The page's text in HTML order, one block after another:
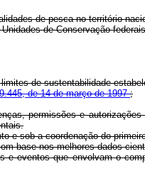
de pesca no território
de Conservação
de sustentabilidade
9.445, de 14 de março de 1997;
permissões e
e sob a coordenação do
base nos melhores dados
eventos que envolvam o